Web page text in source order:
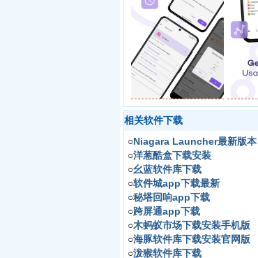
相关软件下载
○Niagara Launcher最新版本
○洋葱酷盒下载安装
○幺蓝软件库下载
○软件城app下载最新
○秘塔回响app下载
○跨屏通app下载
○木蚂蚁市场下载安装手机版
○海豚软件库下载安装官网版
○泼猴软件库下载